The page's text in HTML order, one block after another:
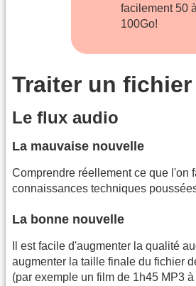
facilement 50
100Go!
Traiter un fichier
Le flux audio
La mauvaise nouvelle
Comprendre réellement ce que l'on
connaissances techniques
La bonne nouvelle
Il est facile d'augmenter la qualité
augmenter la taille finale du fichier
(par exemple un film de 1h45 MP3